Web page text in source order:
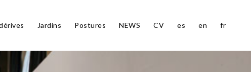
Jardins Postures NEWS CV es en fr